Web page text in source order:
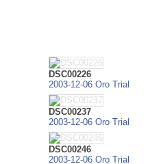
DSC00226
2003-12-06 Oro Trial
DSC00237
2003-12-06 Oro Trial
DSC00246
2003-12-06 Oro Trial